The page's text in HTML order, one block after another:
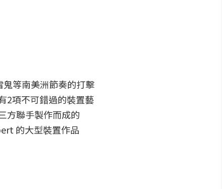
等南美洲節奏的打擊
2項不可錯過的裝置藝
方聯手製作而成的
的大型裝置作品